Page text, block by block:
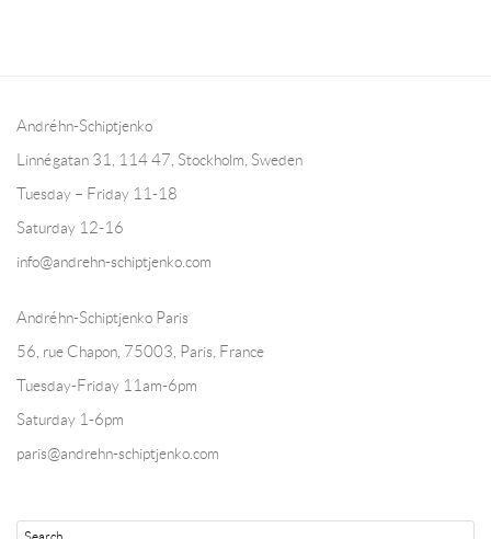
Andréhn-Schiptjenko
Linnégatan 31, 114 47, Stockholm, Sweden
Tuesday – Friday 11-18
Saturday 12-16
info@andrehn-schiptjenko.com
Andréhn-Schiptjenko Paris
56, rue Chapon, 75003, Paris, France
Tuesday-Friday 11am-6pm
Saturday 1-6pm
paris@andrehn-schiptjenko.com